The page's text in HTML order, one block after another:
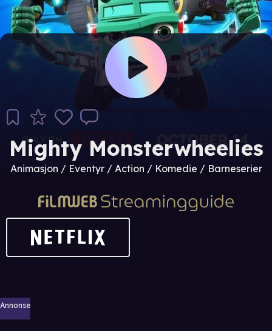
Mighty Monsterwheelies
Animasjon / Eventyr / Action / Komedie / Barneserier
Annonse